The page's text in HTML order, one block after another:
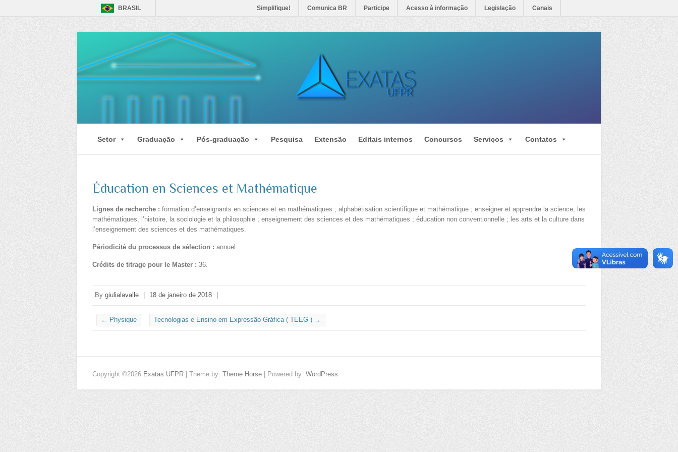
BRASIL Simplifique! Comunica BR Participe Acesso à informação Legislação Canais
Setor Graduação Pós-graduação Pesquisa Extensão Editais internos Concursos Serviços Contatos
Éducation en Sciences et Mathématique
Lignes de recherche : formation d’enseignants en sciences et en mathématiques ; alphabétisation scientifique et mathématique ; enseigner et apprendre la science, les
mathématiques, l’histoire, la sociologie et la philosophie ; enseignement des sciences et des mathématiques ; éducation non conventionnelle ; les arts et la culture dans
l’enseignement des sciences et des mathématiques.
Périodicité du processus de sélection : annuel.
Crédits de titrage pour le Master : 36.
By giulialavalle | 18 de janeiro de 2018 |
← Physique Tecnologias e Ensino em Expressão Gráfica ( TEEG ) →
Copyright ©2026 Exatas UFPR | Theme by: Theme Horse | Powered by: WordPress